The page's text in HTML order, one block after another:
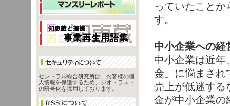
っていたこと
す。
中小企業への経
中小企業は近年
金」に悩まされ
売上が低迷する
金が中小企業の
セントラル総合研究所は、お客様の個
人情報を保護するため、ジオトラスト
の暗号化を採用しております。